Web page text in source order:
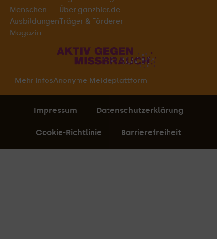
Menschen
Ausbildungen
Magazin
Über ganzhier.de
Träger & Förderer
Mehr InfosAnonyme Meldeplattform
Impressum Datenschutzerklärung
Cookie-Richtlinie Barrierefreiheit